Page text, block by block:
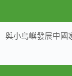
小島嶼發展中國